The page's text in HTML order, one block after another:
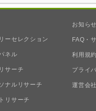
ーセレクション
ネル
サーチ
ナルリサーチ
リサーチ
お知らせ
FAQ・
利用規約
プライ
運営会社